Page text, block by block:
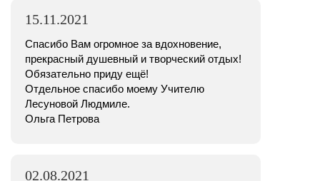
15.11.2021
Спасибо Вам огромное за вдохновение,
прекрасный душевный и творческий отдых!
Обязательно приду ещё!
Отдельное спасибо моему Учителю
Лесуновой Людмиле.
Ольга Петрова
02.08.2021